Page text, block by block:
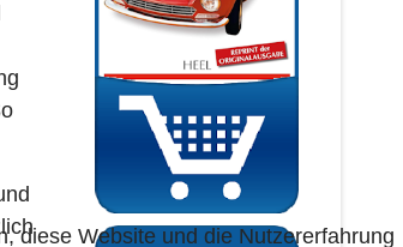
diese Website und die Nutzererfahrung